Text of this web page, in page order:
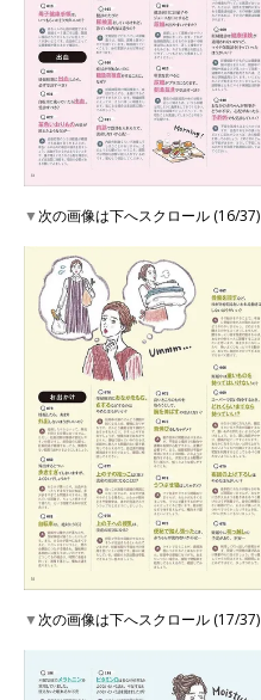
▼次の画像は下へスクロール (16/37)
▼次の画像は下へスクロール (17/37)